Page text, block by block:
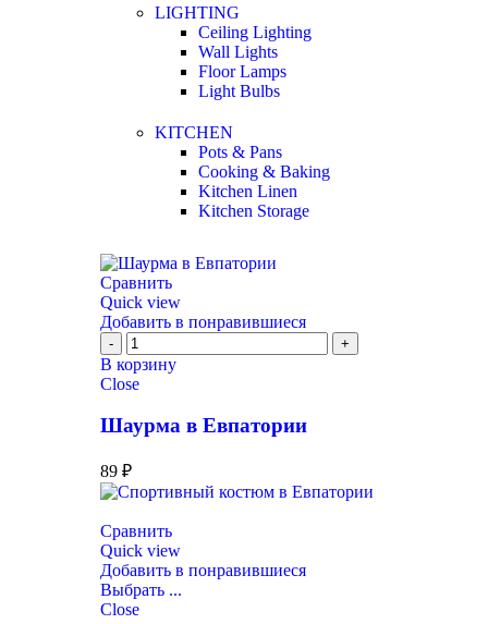
LIGHTING
Ceiling Lighting
Wall Lights
Floor Lamps
Light Bulbs
KITCHEN
Pots & Pans
Cooking & Baking
Kitchen Linen
Kitchen Storage
Сравнить
Quick view
Добавить в понравившиеся
В корзину
Close
Шаурма в Евпатории
89 ₽
Сравнить
Quick view
Добавить в понравившиеся
Выбрать ...
Close